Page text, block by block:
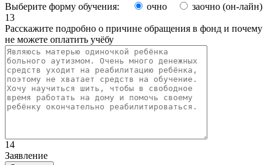
Выберите форму обучения:
очно
заочно (он-лайн)
13
Расскажите подробно о причине обращения в фонд и почему
не можете оплатить учёбу
14
Заявление